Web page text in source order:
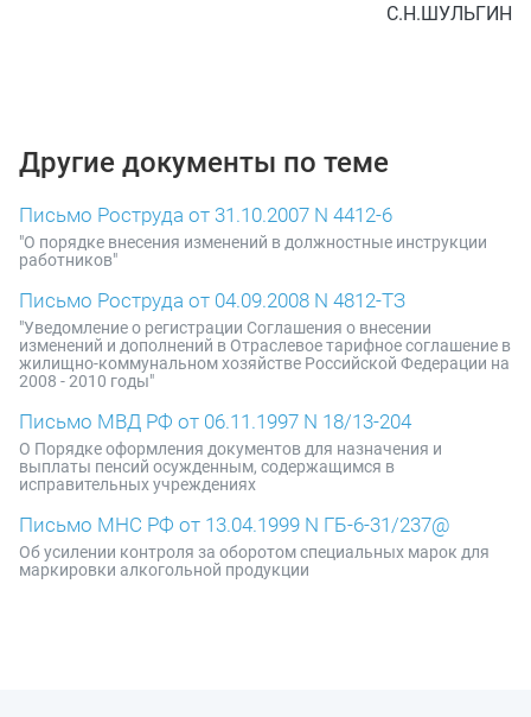
С.Н.ШУЛЬГИН
Другие документы по теме
Письмо Роструда от 31.10.2007 N 4412-6
"О порядке внесения изменений в должностные инструкции
работников"
Письмо Роструда от 04.09.2008 N 4812-ТЗ
"Уведомление о регистрации Соглашения о внесении
изменений и дополнений в Отраслевое тарифное соглашение в
жилищно-коммунальном хозяйстве Российской Федерации на
2008 - 2010 годы"
Письмо МВД РФ от 06.11.1997 N 18/13-204
О Порядке оформления документов для назначения и
выплаты пенсий осужденным, содержащимся в
исправительных учреждениях
Письмо МНС РФ от 13.04.1999 N ГБ-6-31/237@
Об усилении контроля за оборотом специальных марок для
маркировки алкогольной продукции